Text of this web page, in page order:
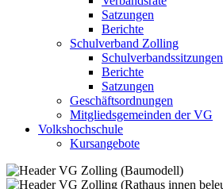
Satzungen
Berichte
Schulverband Zolling
Schulverbandssitzungen
Berichte
Satzungen
Geschäftsordnungen
Mitgliedsgemeinden der VG
Volkshochschule
Kursangebote